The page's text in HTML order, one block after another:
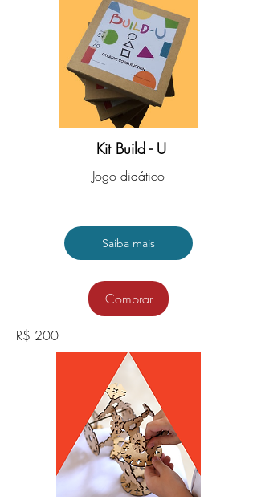
Kit
Build
Preço
Comprar
Saiba mais
Kit Build - U
Jogo didático
R$ 200